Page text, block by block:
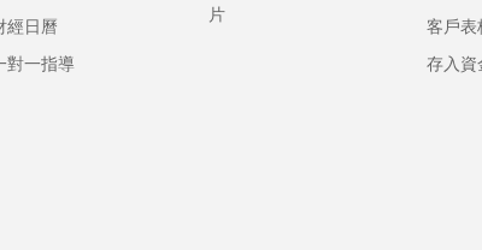
經日曆
對一指導
片
客戶表
存入資